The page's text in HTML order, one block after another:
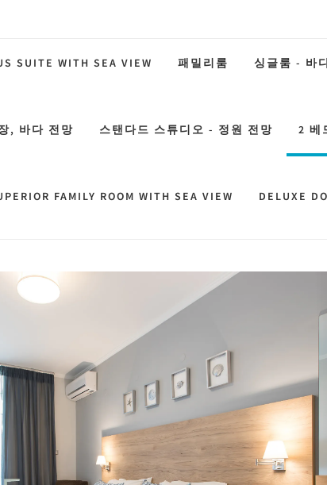
SUITE WITH SEA VIEW 패밀리룸 싱글룸 - 바
, 바다 전망 스탠다드 스튜디오 - 정원 전망 2 베
FAMILY ROOM WITH SEA VIEW DELUXE